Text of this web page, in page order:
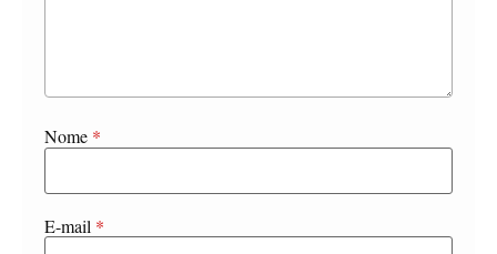
Nome *
E-mail *